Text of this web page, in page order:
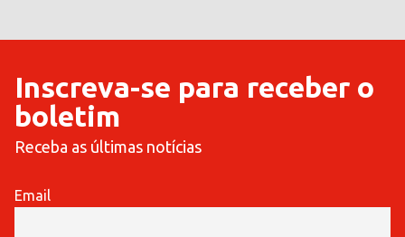
Inscreva-se para receber o
boletim
Receba as últimas notícias
Email